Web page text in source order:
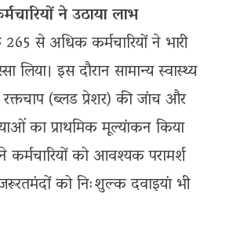
ने उठाया लाभ
से अधिक कर्मचारियों ने भारी
लिया। इस दौरान सामान्य स्वास्थ्य
(ब्लड प्रेशर) की जांच और
का प्राथमिक मूल्यांकन किया
कर्मचारियों को आवश्यक परामर्श
को निःशुल्क दवाइयां भी